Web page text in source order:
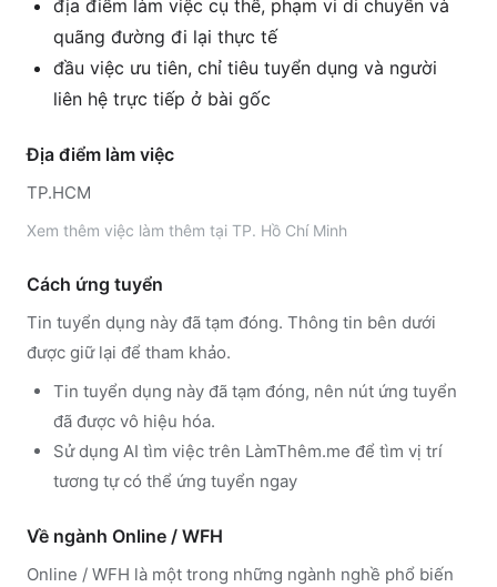
địa điểm làm việc cụ thể, phạm vi di chuyển và
quãng đường đi lại thực tế
đầu việc ưu tiên, chỉ tiêu tuyển dụng và người
liên hệ trực tiếp ở bài gốc
Địa điểm làm việc
TP.HCM
Xem thêm việc làm thêm tại TP. Hồ Chí Minh
Cách ứng tuyển
Tin tuyển dụng này đã tạm đóng. Thông tin bên dưới
được giữ lại để tham khảo.
Tin tuyển dụng này đã tạm đóng, nên nút ứng tuyển
đã được vô hiệu hóa.
Sử dụng AI tìm việc trên LàmThêm.me để tìm vị trí
tương tự có thể ứng tuyển ngay
Về ngành Online / WFH
Online / WFH là một trong những ngành nghề phổ biến